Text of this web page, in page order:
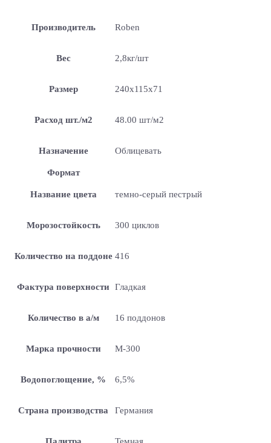
Производитель Roben
Вес 2,8кг/шт
Размер 240x115x71
Расход шт./м2 48.00 шт/м2
Назначение Облицевать
Формат
Название цвета темно-серый пестрый
Морозостойкость 300 циклов
Количество на поддоне 416
Фактура поверхности Гладкая
Количество в а/м 16 поддонов
Марка прочности М-300
Водопоглощение, % 6,5%
Страна производства Германия
Палитра Темная